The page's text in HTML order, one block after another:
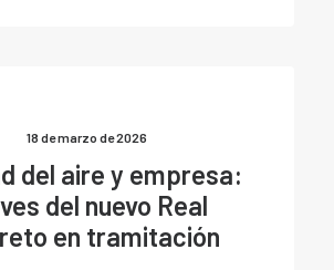
18 de marzo de 2026
del aire y empresa:
del nuevo Real
en tramitación